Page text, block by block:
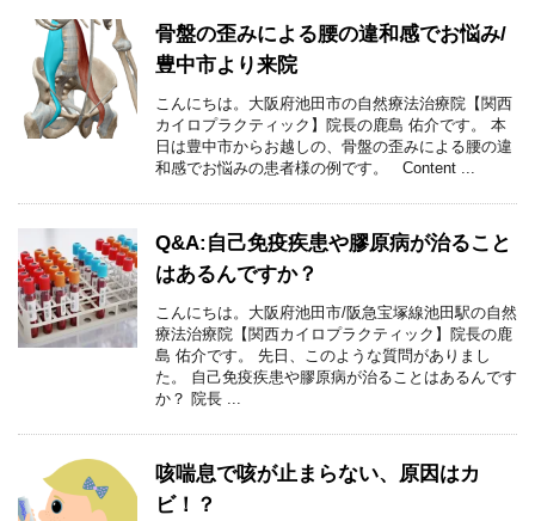
骨盤の歪みによる腰の違和感でお悩み/
豊中市より来院
こんにちは。大阪府池田市の自然療法治療院【関西
カイロプラクティック】院長の鹿島 佑介です。 本
日は豊中市からお越しの、骨盤の歪みによる腰の違
和感でお悩みの患者様の例です。 Content ...
Q&A:自己免疫疾患や膠原病が治ること
はあるんですか？
こんにちは。大阪府池田市/阪急宝塚線池田駅の自然
療法治療院【関西カイロプラクティック】院長の鹿
島 佑介です。 先日、このような質問がありまし
た。 自己免疫疾患や膠原病が治ることはあるんです
か？ 院長 ...
咳喘息で咳が止まらない、原因はカ
ビ！？